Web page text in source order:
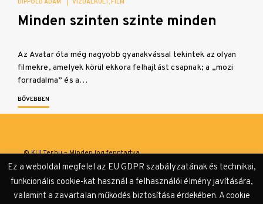
DIPPOLD ÁDÁM VIZUÁLKULT FILM
Minden szinten szinte minden
Az Avatar óta még nagyobb gyanakvással tekintek az olyan
filmekre, amelyek körül ekkora felhajtást csapnak; a „mozi
forradalma” és a…
BŐVEBBEN
© KULTer.hu – Minden jog fenntartva
Adatvédelmi tájékoztató
Ez a weboldal megfelel az EU GDPR szabályzatának és technikai,
funkcionális cookie-kat használ a felhasználói élmény javítására,
valamint a zavartalan működés biztosítása érdekében. A cookie